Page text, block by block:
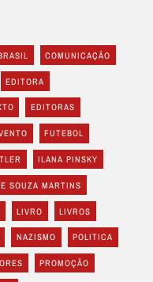
COMUNICAÇÃO
EDITORA
EDITORAS
FUTEBOL
ILANA PINSKY
SOUZA MARTINS
LIVRO LIVROS
NAZISMO POLITICA
PROMOÇÃO